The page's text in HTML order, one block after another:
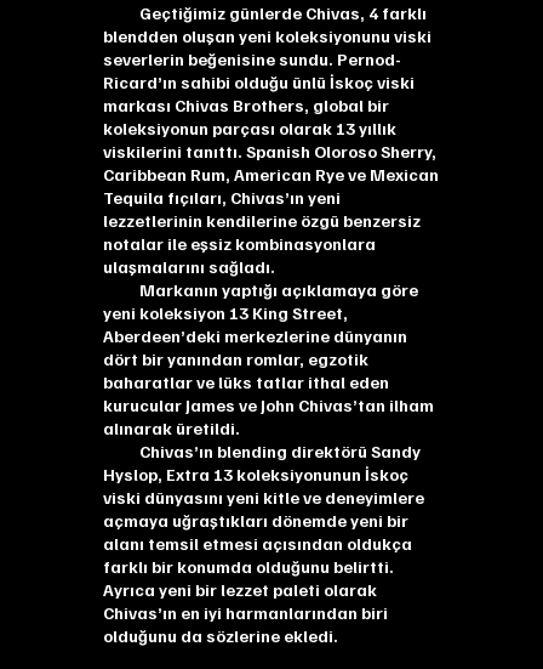
Geçtiğimiz günlerde Chivas, 4 farklı
blendden oluşan yeni koleksiyonunu viski
severlerin beğenisine sundu. Pernod-
Ricard’ın sahibi olduğu ünlü İskoç viski
markası Chivas Brothers, global bir
koleksiyonun parçası olarak 13 yıllık
viskilerini tanıttı. Spanish Oloroso Sherry,
Caribbean Rum, American Rye ve Mexican
Tequila fıçıları, Chivas’ın yeni
lezzetlerinin kendilerine özgü benzersiz
notalar ile eşsiz kombinasyonlara
ulaşmalarını sağladı.
Markanın yaptığı açıklamaya göre
yeni koleksiyon 13 King Street,
Aberdeen’deki merkezlerine dünyanın
dört bir yanından romlar, egzotik
baharatlar ve lüks tatlar ithal eden
kurucular James ve John Chivas’tan ilham
alınarak üretildi.
Chivas’ın blending direktörü Sandy
Hyslop, Extra 13 koleksiyonunun İskoç
viski dünyasını yeni kitle ve deneyimlere
açmaya uğraştıkları dönemde yeni bir
alanı temsil etmesi açısından oldukça
farklı bir konumda olduğunu belirtti.
Ayrıca yeni bir lezzet paleti olarak
Chivas’ın en iyi harmanlarından biri
olduğunu da sözlerine ekledi.